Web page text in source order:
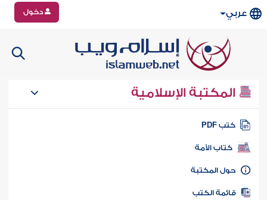
عربي دخول
المكتبة الإسلامية
كتب PDF
كتاب الأمة
المكتبة